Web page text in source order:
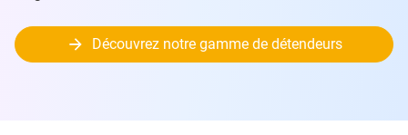
Découvrez notre gamme de détendeurs